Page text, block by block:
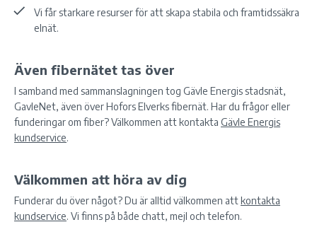
Vi får starkare resurser för att skapa stabila och framtidssäkra
elnät.
Även fibernätet tas över
I samband med sammanslagningen tog Gävle Energis stadsnät,
GavleNet, även över Hofors Elverks fibernät. Har du frågor eller
funderingar om fiber? Välkommen att kontakta Gävle Energis
kundservice.
Välkommen att höra av dig
Funderar du över något? Du är alltid välkommen attkontakta
kundservice. Vi finns på både chatt, mejl och telefon.